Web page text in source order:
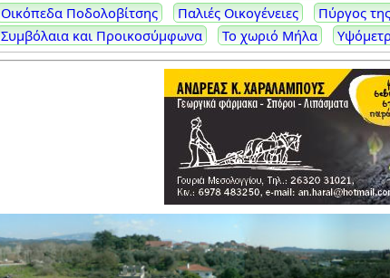
Οικόπεδα Ποδολοβίτσης
Παλιές Οικογένειες Πύργος
Συμβόλαια και Προικοσύμφωνα
Το χωριό Μήλα